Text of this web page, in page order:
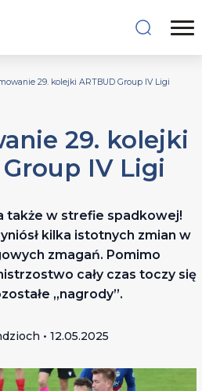
29. kolejki ARTBUD Group IV Ligi
29. kolejki
IV Ligi
także w strefie spadkowej!
kilka istotnych zmian w
zmagań. Pomimo
cały czas toczy się
„nagrody”.
• 12.05.2025